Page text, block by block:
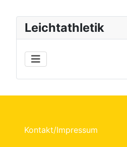
Leichtathletik
Kontakt/Impressum